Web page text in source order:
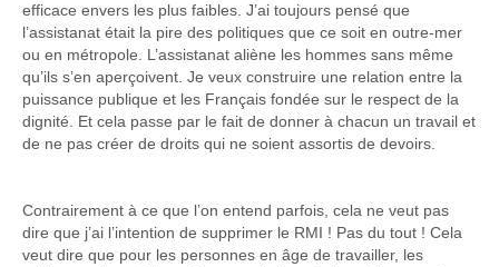
efficace envers les plus faibles. J’ai toujours pensé que
l’assistanat était la pire des politiques que ce soit en outre-mer
ou en métropole. L’assistanat aliène les hommes sans même
qu’ils s’en aperçoivent. Je veux construire une relation entre la
puissance publique et les Français fondée sur le respect de la
dignité. Et cela passe par le fait de donner à chacun un travail et
de ne pas créer de droits qui ne soient assortis de devoirs.
Contrairement à ce que l’on entend parfois, cela ne veut pas
dire que j’ai l’intention de supprimer le RMI ! Pas du tout ! Cela
veut dire que pour les personnes en âge de travailler, les